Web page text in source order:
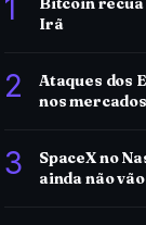
1
Irã
2
Ataques dos
nos mercados
3
SpaceX no
ainda não